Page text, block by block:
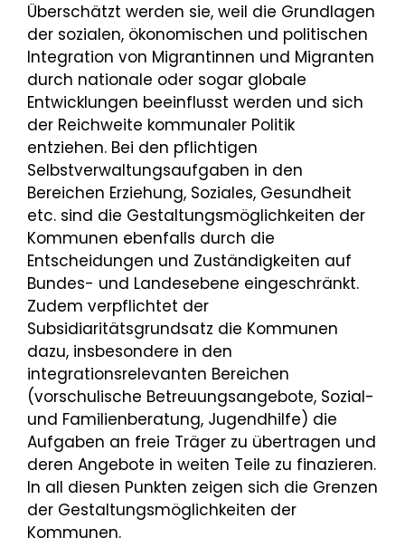
Überschätzt werden sie, weil die Grundlagen
der sozialen, ökonomischen und politischen
Integration von Migrantinnen und Migranten
durch nationale oder sogar globale
Entwicklungen beeinflusst werden und sich
der Reichweite kommunaler Politik
entziehen. Bei den pflichtigen
Selbstverwaltungsaufgaben in den
Bereichen Erziehung, Soziales, Gesundheit
etc. sind die Gestaltungsmöglichkeiten der
Kommunen ebenfalls durch die
Entscheidungen und Zuständigkeiten auf
Bundes- und Landesebene eingeschränkt.
Zudem verpflichtet der
Subsidiaritätsgrundsatz die Kommunen
dazu, insbesondere in den
integrationsrelevanten Bereichen
(vorschulische Betreuungsangebote, Sozial-
und Familienberatung, Jugendhilfe) die
Aufgaben an freie Träger zu übertragen und
deren Angebote in weiten Teile zu finazieren.
In all diesen Punkten zeigen sich die Grenzen
der Gestaltungsmöglichkeiten der
Kommunen.